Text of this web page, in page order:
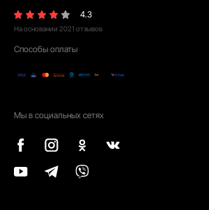
4.3
На основании 2021 отзывов
Способы оплаты
Мы в социальных сетях